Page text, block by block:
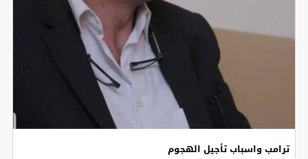
ترامب واسباب تأجيل الهجوم